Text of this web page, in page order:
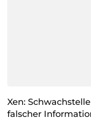
Xen:
falscher